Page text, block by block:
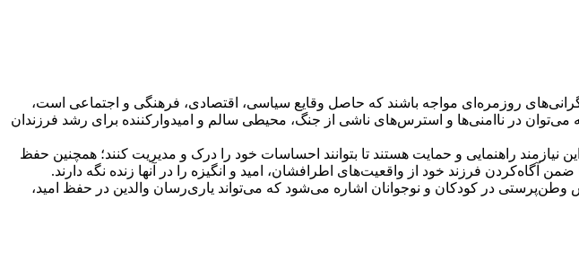
روزمره‌ای مواجه باشند که حاصل وقایع سیاسی، اقتصادی، فرهنگی و اجتماعی است،
می‌توان در ناامنی‌ها و استرس‌های ناشی از جنگ، محیطی سالم و امیدوارکننده برای رشد فرزندان
راهنمایی و حمایت هستند تا بتوانند احساسات خود را درک و مدیریت کنند؛ همچنین حفظ
آگاه‌کردن فرزند خود از واقعیت‌های اطرافشان، امید و انگیزه را در آنها زنده نگه دارند.
در کودکان و نوجوانان اشاره می‌شود که می‌تواند یاری‌رسان والدین در حفظ امید،